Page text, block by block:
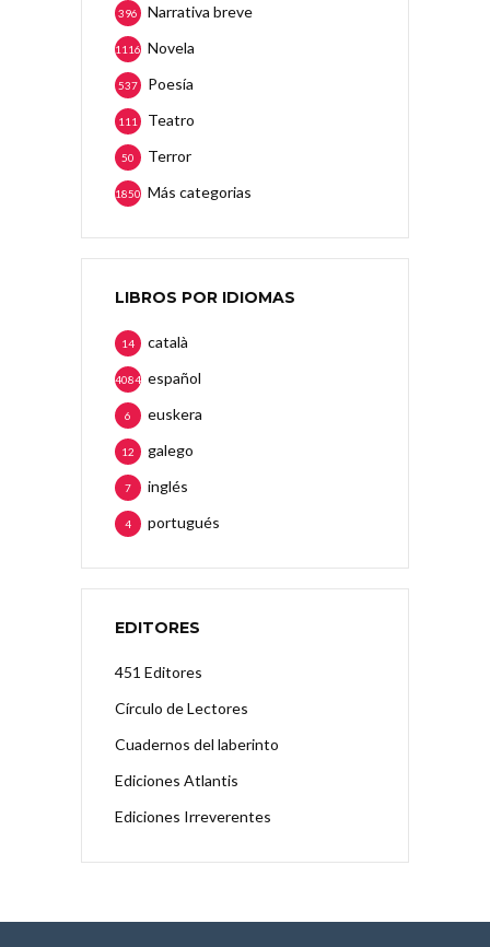
Narrativa breve
396
Novela
1116
Poesía
537
Teatro
111
Terror
50
Más categorias
1850
LIBROS POR IDIOMAS
català
14
español
4084
euskera
6
galego
12
inglés
7
portugués
4
EDITORES
451 Editores
Círculo de Lectores
Cuadernos del laberinto
Ediciones Atlantis
Ediciones Irreverentes